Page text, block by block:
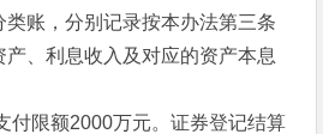
账，分别记录按本办法第三条
、利息收入及对应的资产本息
付限额2000万元。证券登记结算